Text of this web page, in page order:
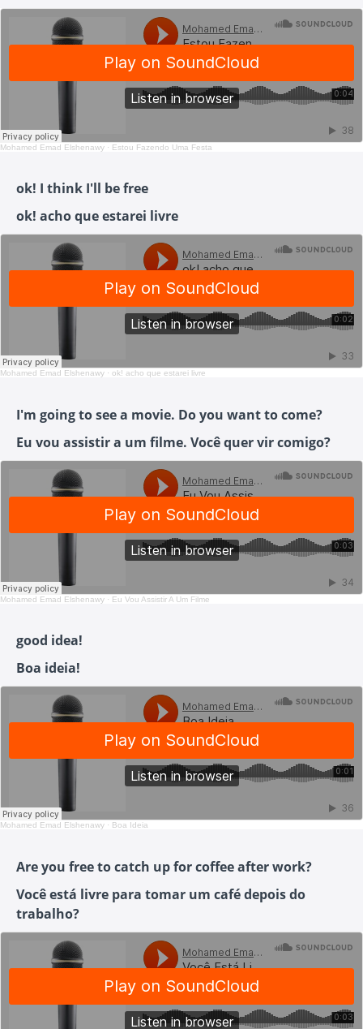
Mohamed Emad Elshenawy · Estou Fazendo Uma Festa
ok! I think I'll be free
ok! acho que estarei livre
Mohamed Emad Elshenawy · ok! acho que estarei livre
I'm going to see a movie. Do you want to come?
Eu vou assistir a um filme. Você quer vir comigo?
Mohamed Emad Elshenawy · Eu Vou Assistir A Um Filme
good idea!
Boa ideia!
Mohamed Emad Elshenawy · Boa Ideia
Are you free to catch up for coffee after work?
Você está livre para tomar um café depois do
trabalho?